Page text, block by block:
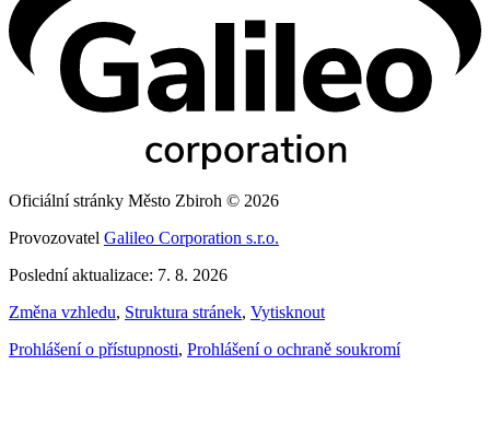
Oficiální stránky Město Zbiroh © 2026
Provozovatel Galileo Corporation s.r.o.
Poslední aktualizace: 7. 8. 2026
Změna vzhledu, Struktura stránek, Vytisknout
Prohlášení o přístupnosti, Prohlášení o ochraně soukromí